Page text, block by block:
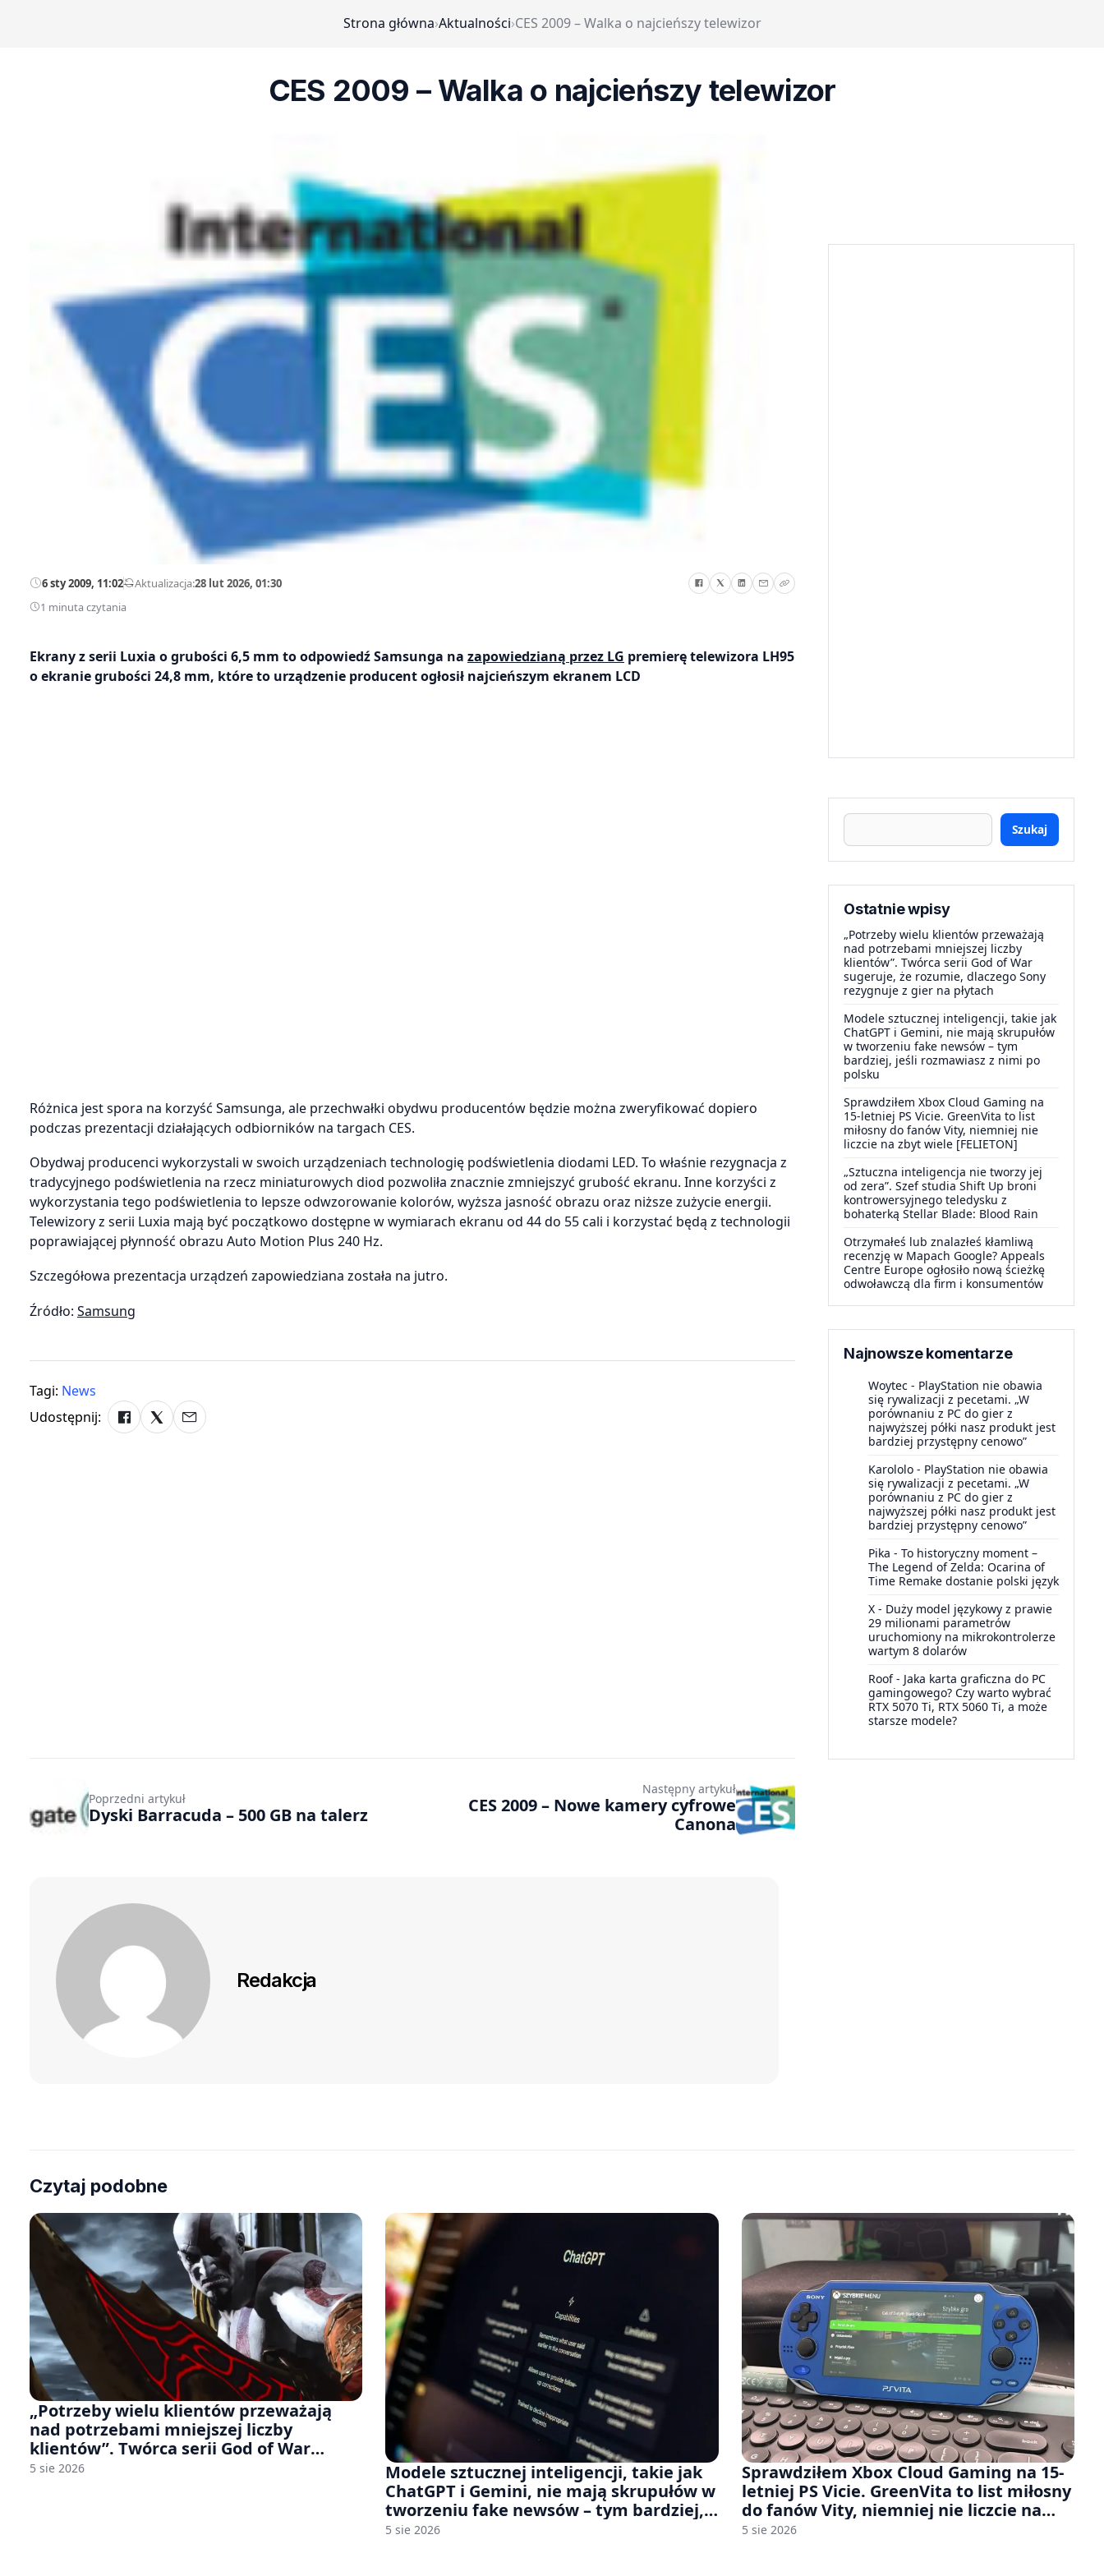
Strona główna›Aktualności›CES 2009 – Walka o najcieńszy telewizor
CES 2009 – Walka o najcieńszy telewizor
6 sty 2009, 11:02—Aktualizacja:28 lut 2026, 01:30
1 minuta czytania
Ekrany z serii Luxia o grubości 6,5 mm to odpowiedź Samsunga na zapowiedzianą przez LG premierę telewizora LH95
o ekranie grubości 24,8 mm, które to urządzenie producent ogłosił najcieńszym ekranem LCD
Różnica jest spora na korzyść Samsunga, ale przechwałki obydwu producentów będzie można zweryfikować dopiero
podczas prezentacji działających odbiorników na targach CES.
Obydwaj producenci wykorzystali w swoich urządzeniach technologię podświetlenia diodami LED. To właśnie rezygnacja z
tradycyjnego podświetlenia na rzecz miniaturowych diod pozwoliła znacznie zmniejszyć grubość ekranu. Inne korzyści z
wykorzystania tego podświetlenia to lepsze odwzorowanie kolorów, wyższa jasność obrazu oraz niższe zużycie energii.
Telewizory z serii Luxia mają być początkowo dostępne w wymiarach ekranu od 44 do 55 cali i korzystać będą z technologii
poprawiającej płynność obrazu Auto Motion Plus 240 Hz.
Szczegółowa prezentacja urządzeń zapowiedziana została na jutro.
Źródło: Samsung
Tagi: News
Udostępnij:
Szukaj
Ostatnie wpisy
„Potrzeby wielu klientów przeważają
nad potrzebami mniejszej liczby
klientów”. Twórca serii God of War
sugeruje, że rozumie, dlaczego Sony
rezygnuje z gier na płytach
Modele sztucznej inteligencji, takie jak
ChatGPT i Gemini, nie mają skrupułów
w tworzeniu fake newsów – tym
bardziej, jeśli rozmawiasz z nimi po
polsku
Sprawdziłem Xbox Cloud Gaming na
15-letniej PS Vicie. GreenVita to list
miłosny do fanów Vity, niemniej nie
liczcie na zbyt wiele [FELIETON]
„Sztuczna inteligencja nie tworzy jej
od zera”. Szef studia Shift Up broni
kontrowersyjnego teledysku z
bohaterką Stellar Blade: Blood Rain
Otrzymałeś lub znalazłeś kłamliwą
recenzję w Mapach Google? Appeals
Centre Europe ogłosiło nową ścieżkę
odwoławczą dla firm i konsumentów
Najnowsze komentarze
Woytec - PlayStation nie obawia
się rywalizacji z pecetami. „W
porównaniu z PC do gier z
najwyższej półki nasz produkt jest
bardziej przystępny cenowo”
Karololo - PlayStation nie obawia
się rywalizacji z pecetami. „W
porównaniu z PC do gier z
najwyższej półki nasz produkt jest
bardziej przystępny cenowo”
Pika - To historyczny moment –
The Legend of Zelda: Ocarina of
Time Remake dostanie polski język
X - Duży model językowy z prawie
29 milionami parametrów
uruchomiony na mikrokontrolerze
wartym 8 dolarów
Roof- Jaka karta graficzna do PC
gamingowego? Czy warto wybrać
RTX 5070 Ti, RTX 5060 Ti, a może
starsze modele?
Poprzedni artykuł
Dyski Barracuda – 500 GB na talerz
Następny artykuł
CES 2009 – Nowe kamery cyfrowe
Canona
Redakcja
Czytaj podobne
„Potrzeby wielu klientów przeważają
nad potrzebami mniejszej liczby
klientów”. Twórca serii God of War
sugeruje, że rozumie, dlaczego Sony
5 sie 2026
Modele sztucznej inteligencji, takie jak
ChatGPT i Gemini, nie mają skrupułów w
tworzeniu fake newsów – tym bardziej,
jeśli rozmawiasz z nimi po polsku
5 sie 2026
Sprawdziłem Xbox Cloud Gaming na 15-
letniej PS Vicie. GreenVita to list miłosny
do fanów Vity, niemniej nie liczcie na
zbyt wiele [FELIETON]
5 sie 2026